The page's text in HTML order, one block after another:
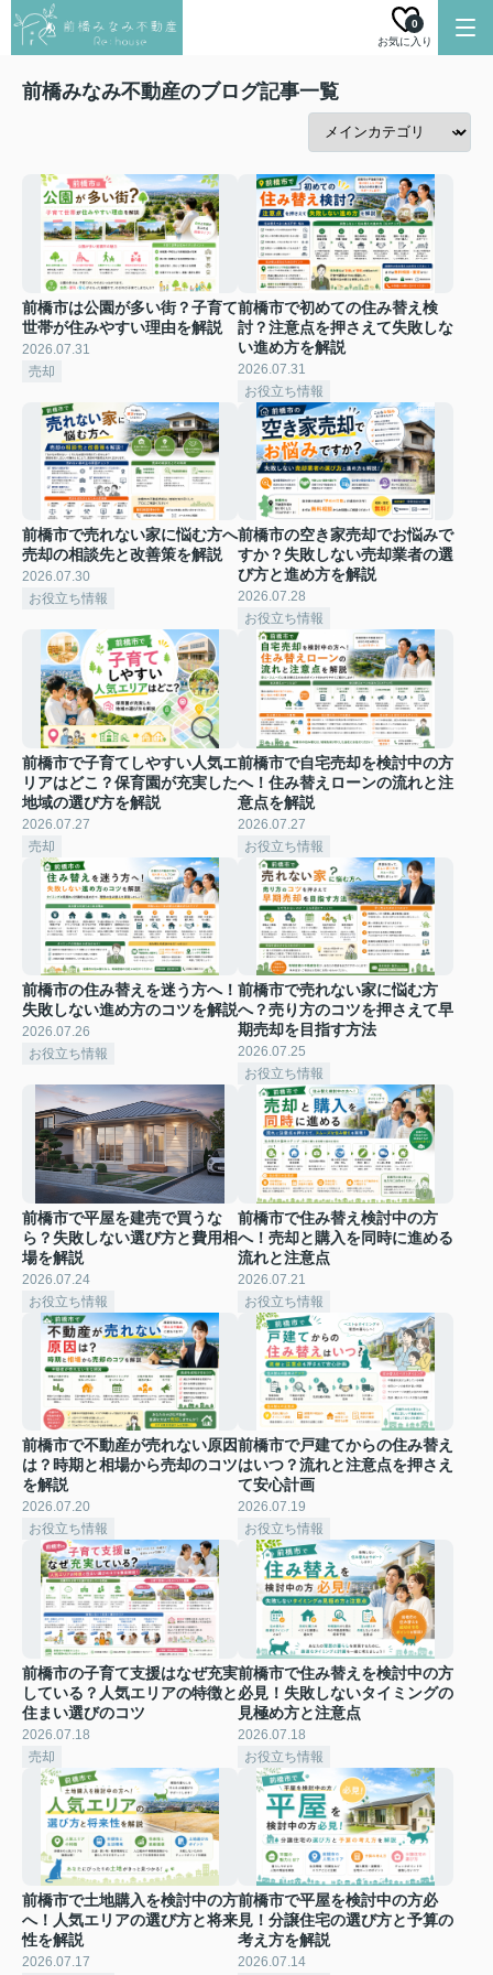
お気に入り
0
前橋みなみ不動産のブログ記事一覧
前橋市は公園が多い街？子育て
世帯が住みやすい理由を解説
2026.07.31
売却
前橋市で初めての住み替え検
討？注意点を押さえて失敗しな
い進め方を解説
2026.07.31
お役立ち情報
前橋市で売れない家に悩む方へ
売却の相談先と改善策を解説
2026.07.30
お役立ち情報
前橋市の空き家売却でお悩みで
すか？失敗しない売却業者の選
び方と進め方を解説
2026.07.28
お役立ち情報
前橋市で子育てしやすい人気エ
リアはどこ？保育園が充実した
地域の選び方を解説
2026.07.27
売却
前橋市で自宅売却を検討中の方
へ！住み替えローンの流れと注
意点を解説
2026.07.27
お役立ち情報
前橋市の住み替えを迷う方へ！
失敗しない進め方のコツを解説
2026.07.26
お役立ち情報
前橋市で売れない家に悩む方
へ？売り方のコツを押さえて早
期売却を目指す方法
2026.07.25
お役立ち情報
前橋市で平屋を建売で買うな
ら？失敗しない選び方と費用相
場を解説
2026.07.24
お役立ち情報
前橋市で住み替え検討中の方
へ！売却と購入を同時に進める
流れと注意点
2026.07.21
お役立ち情報
前橋市で不動産が売れない原因
は？時期と相場から売却のコツ
を解説
2026.07.20
お役立ち情報
前橋市で戸建てからの住み替え
はいつ？流れと注意点を押さえ
て安心計画
2026.07.19
お役立ち情報
前橋市の子育て支援はなぜ充実
している？人気エリアの特徴と
住まい選びのコツ
2026.07.18
売却
前橋市で住み替えを検討中の方
必見！失敗しないタイミングの
見極め方と注意点
2026.07.18
お役立ち情報
前橋市で土地購入を検討中の方
へ！人気エリアの選び方と将来
性を解説
2026.07.17
前橋市で平屋を検討中の方必
見！分譲住宅の選び方と予算の
考え方を解説
2026.07.14